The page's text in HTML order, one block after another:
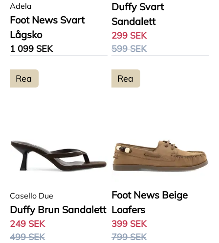
Adela
Foot News Svart
Lågsko
1 099 SEK
Duffy Svart
Sandalett
299 SEK
599 SEK
Rea
Casello Due
Duffy Brun Sandalett
249 SEK
499 SEK
Rea
Foot News Beige
Loafers
399 SEK
799 SEK